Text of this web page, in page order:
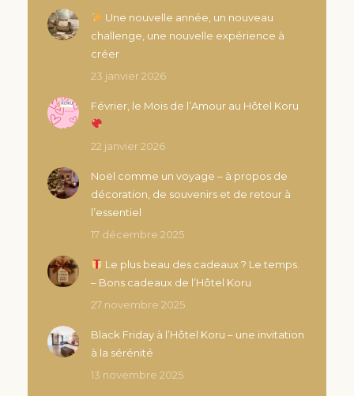
Une nouvelle année, un nouveau
challenge, une nouvelle expérience à
créer
23 janvier 2026
Février, le Mois de l’Amour au Hôtel Koru
22 janvier 2026
Noël comme un voyage – à propos de
décoration, de souvenirs et de retour à
l’essentiel
17 décembre 2025
Le plus beau des cadeaux ? Le temps.
– Bons cadeaux de l’Hôtel Koru
27 novembre 2025
Black Friday à l’Hôtel Koru – une invitation
à la sérénité
13 novembre 2025